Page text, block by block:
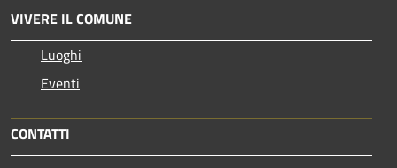
VIVERE IL COMUNE
Luoghi
Eventi
CONTATTI